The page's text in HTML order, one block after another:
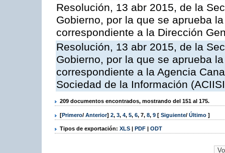
Resolución, 13 abr 2015, de la
Gobierno, por la que se aprueba
correspondiente a la Dirección
Resolución, 13 abr 2015, de la
Gobierno, por la que se aprueba
correspondiente a la Agencia
Sociedad de la Información
209 documentos encontrados, mostrando del 151 al 175.
[Primero/ Anterior] 2, 3, 4, 5, 6, 7, 8, 9 [ Siguiente/ Último ]
Tipos de exportación: XLS | PDF | ODT